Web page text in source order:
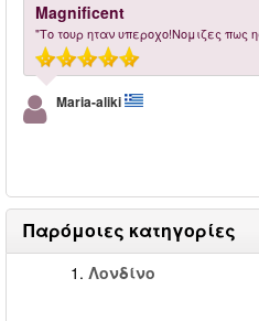
Magnificent
"Το τουρ ηταν υπεροχο!Νομιζες πως
Maria-aliki
Παρόμοιες κατηγορίες
1. Λονδίνο